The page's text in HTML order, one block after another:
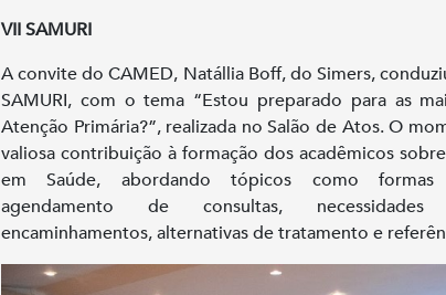
VII SAMURI
A convite do CAMED, Natállia Boff, do Simers,
SAMURI, com o tema “Estou preparado para as
Atenção Primária?”, realizada no Salão de Atos. O
valiosa contribuição à formação dos acadêmicos
em Saúde, abordando tópicos como formas
agendamento de consultas,
encaminhamentos, alternativas de tratamento e